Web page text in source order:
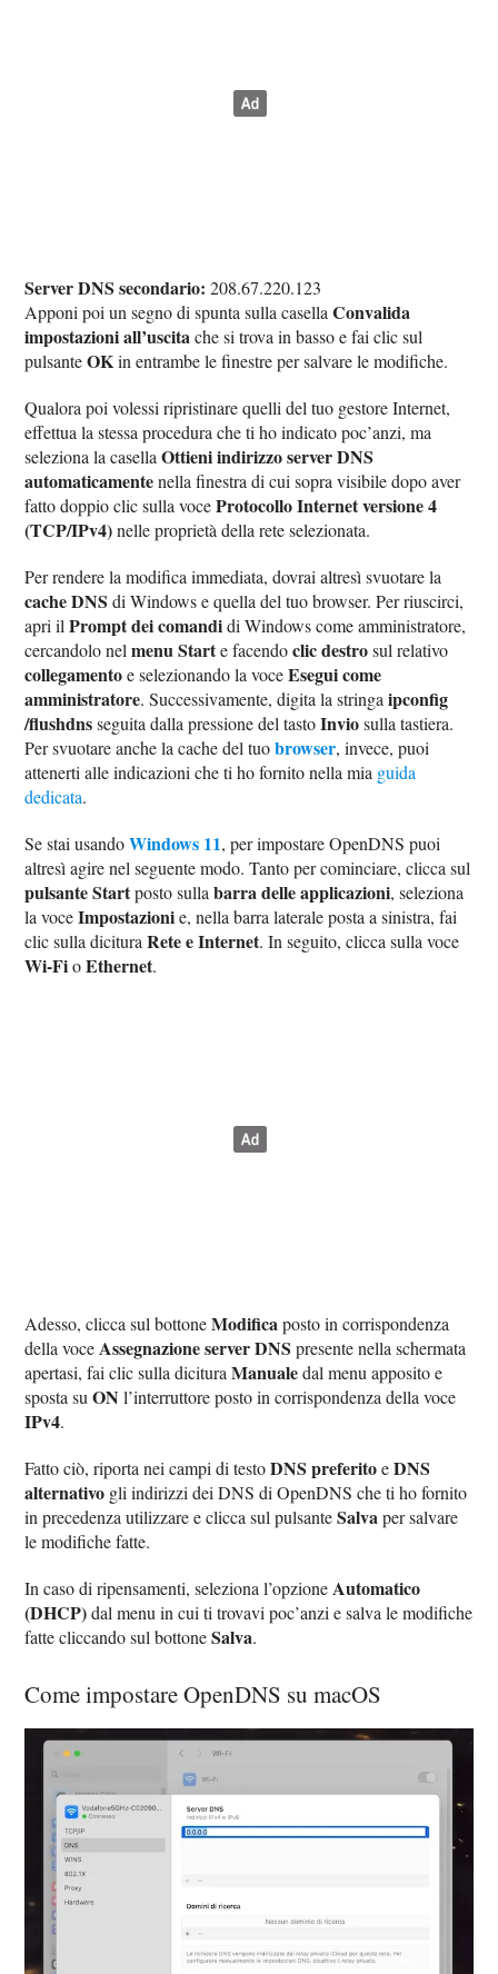
Server DNS secondario: 208.67.220.123
Apponi poi un segno di spunta sulla casellaConvalida
impostazioni all’uscitache si trova in basso e fai clic sul
pulsanteOKin entrambe le finestre per salvare le modifiche.
Qualora poi volessi ripristinare quelli del tuo gestore Internet,
effettua la stessa procedura che ti ho indicato poc’anzi, ma
seleziona la casellaOttieni indirizzo server DNS
automaticamentenella finestra di cui sopra visibile dopo aver
fatto doppio clic sulla voceProtocollo Internet versione 4
(TCP/IPv4)nelle proprietà della rete selezionata.
Per rendere la modifica immediata, dovrai altresì svuotare la
cache DNS di Windows e quella del tuo browser. Per riuscirci,
apri ilPrompt dei comandidi Windows come amministratore,
cercandolo nelmenu Starte facendoclic destrosul relativo
collegamentoe selezionando la voceEsegui come
amministratore. Successivamente, digita la stringaipconfig
/flushdnsseguita dalla pressione del tastoInviosulla tastiera.
Per svuotare anche la cache del tuobrowser, invece, puoi
attenerti alle indicazioni che ti ho fornito nella mia guida
dedicata.
Se stai usandoWindows 11, per impostare OpenDNS puoi
altresì agire nel seguente modo. Tanto per cominciare, clicca sul
pulsante Startposto sullabarra delle applicazioni, seleziona
la voceImpostazionie, nella barra laterale posta a sinistra, fai
clic sulla dicituraRete e Internet. In seguito, clicca sulla voce
Wi-FioEthernet.
Adesso, clicca sul bottoneModificaposto in corrispondenza
della voceAssegnazione server DNS presente nella schermata
apertasi, fai clic sulla dicituraManualedal menu apposito e
sposta suON l’interruttore posto in corrispondenza della voce
IPv4.
Fatto ciò, riporta nei campi di testoDNS preferitoeDNS
alternativo gli indirizzi dei DNS di OpenDNS che ti ho fornito
in precedenza utilizzare e clicca sul pulsanteSalvaper salvare
le modifiche fatte.
In caso di ripensamenti, seleziona l’opzioneAutomatico
(DHCP)dal menu in cui ti trovavi poc’anzi e salva le modifiche
fatte cliccando sul bottoneSalva.
Come impostare OpenDNS su macOS